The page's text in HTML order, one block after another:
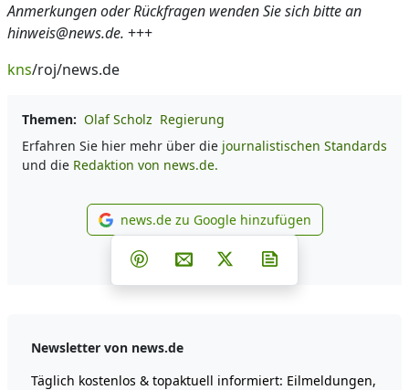
Anmerkungen oder Rückfragen wenden Sie sich bitte an
hinweis@news.de. +++
kns/roj/news.de
Themen: Olaf Scholz Regierung
Erfahren Sie hier mehr über die journalistischen Standards
und die Redaktion von news.de.
news.de zu Google
news.de zu Google hinzufügen
Teilen auf Facebook
Teilen auf Whatsapp
Teilen auf Telegram
Teilen auf Pinterest
Per E-Mail teilen
Post auf X
Newsletter von news.de
Täglich kostenlos & topaktuell informiert: Eilmeldungen,